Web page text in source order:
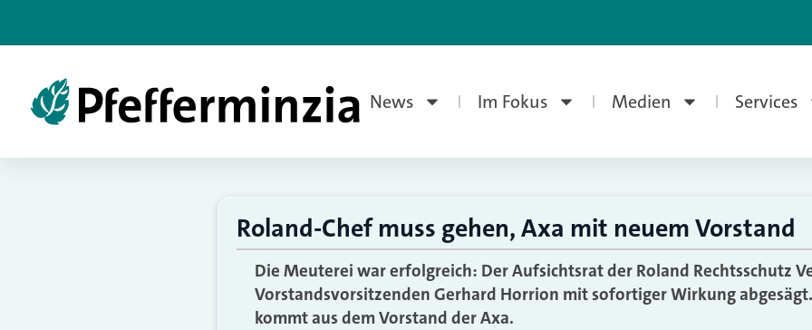
News Im Fokus Medien Services
Roland-Chef muss gehen, Axa mit neuem Vorstand
Die Meuterei war erfolgreich: Der Aufsichtsrat der Roland Rechtsschutz
Vorstandsvorsitzenden Gerhard Horrion mit sofortiger Wirkung
kommt aus dem Vorstand der Axa.